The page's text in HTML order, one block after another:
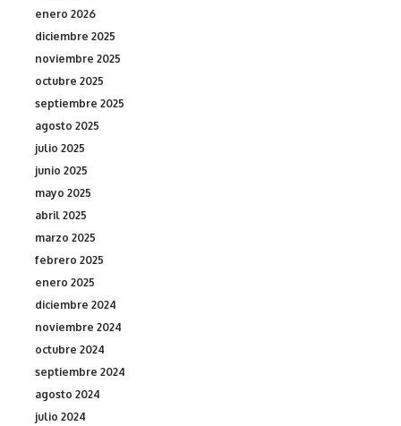
enero 2026
diciembre 2025
noviembre 2025
octubre 2025
septiembre 2025
agosto 2025
julio 2025
junio 2025
mayo 2025
abril 2025
marzo 2025
febrero 2025
enero 2025
diciembre 2024
noviembre 2024
octubre 2024
septiembre 2024
agosto 2024
julio 2024